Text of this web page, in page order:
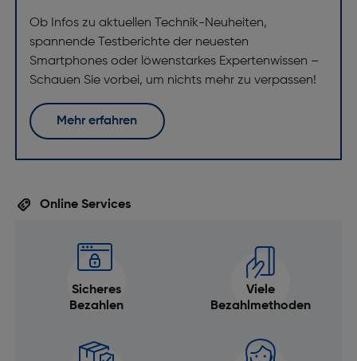
Art des Touchscreens: kapazitives Multitouch-
Touchscreen
Display-Typ: Super AMOLED
Prozessor: OctaCore
Speichermedium
RAM-Typ: LPDDR4X
RAM-Kapazität [GB]: 4
Speicherkartensteckplatz-Typ: Hybrid-Slot
Kompatible Speicherkarten: MicroSD (TransFlash)
Interne Speicherkapazität [GB]: 128
Ob Infos zu aktuellen Technik-Neuheiten,
spannende Testberichte der neuesten
Smartphones oder löwenstarkes Expertenwissen –
Schauen Sie vorbei, um nichts mehr zu verpassen!
Mehr erfahren
Online Services
Sicheres
Bezahlen
Viele
Bezahlmethoden